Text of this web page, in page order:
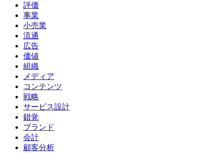
評価
事業
小売業
流通
広告
価値
組織
メディア
コンテンツ
戦略
サービス設計
錯覚
ブランド
会計
顧客分析